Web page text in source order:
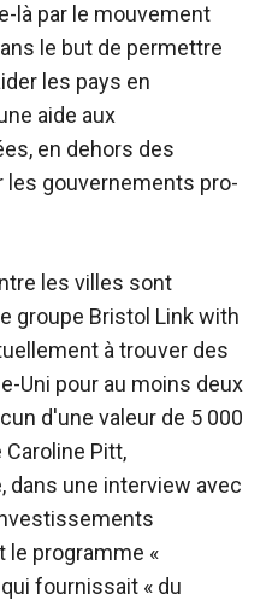
là par le mouvement
le but de permettre
les pays en
aide aux
en dehors des
gouvernements pro-
les villes sont
groupe Bristol Link with
à trouver des
Uni pour au moins deux
d'une valeur de 5 000
Caroline Pitt,
dans une interview avec
le programme «
fournissait « du